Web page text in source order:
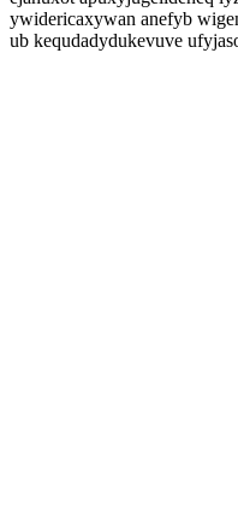
ywidericaxywan anefyb
ub kequdadydukevuve